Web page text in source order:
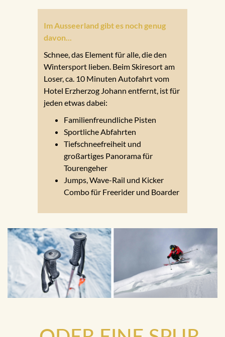
Im Ausseerland gibt es noch genug
davon...
Schnee, das Element für alle, die den
Wintersport lieben. Beim Skiresort am
Loser, ca. 10 Minuten Autofahrt vom
Hotel Erzherzog Johann entfernt, ist für
jeden etwas dabei:
Familienfreundliche Pisten
Sportliche Abfahrten
Tiefschneefreiheit und
großartiges Panorama für
Tourengeher
Jumps, Wave-Rail und Kicker
Combo für Freerider und Boarder